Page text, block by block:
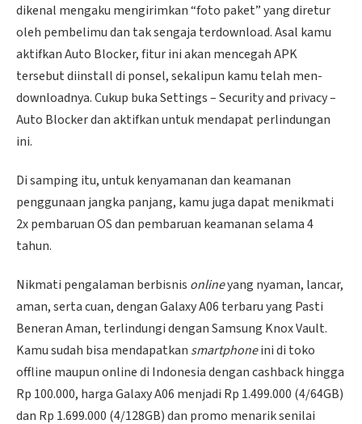
dikenal mengaku mengirimkan “foto paket” yang diretur
oleh pembelimu dan tak sengaja terdownload. Asal kamu
aktifkan Auto Blocker, fitur ini akan mencegah APK
tersebut diinstall di ponsel, sekalipun kamu telah men-
downloadnya. Cukup buka Settings – Security and privacy –
Auto Blocker dan aktifkan untuk mendapat perlindungan
ini.
Di samping itu, untuk kenyamanan dan keamanan
penggunaan jangka panjang, kamu juga dapat menikmati
2x pembaruan OS dan pembaruan keamanan selama 4
tahun.
Nikmati pengalaman berbisnis onlineyang nyaman, lancar,
aman, serta cuan, dengan Galaxy A06 terbaru yang Pasti
Beneran Aman, terlindungi dengan Samsung Knox Vault.
Kamu sudah bisa mendapatkan smartphoneini di toko
offline maupun online di Indonesia dengan cashback hingga
Rp 100.000, harga Galaxy A06 menjadi Rp 1.499.000 (4/64GB)
dan Rp 1.699.000 (4/128GB) dan promo menarik senilai